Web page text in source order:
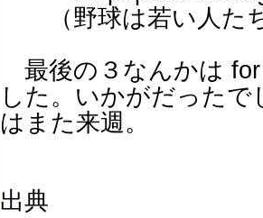
（野球は若い人た
最後の３なんかは
した。いかがだった
はまた来週。
出典